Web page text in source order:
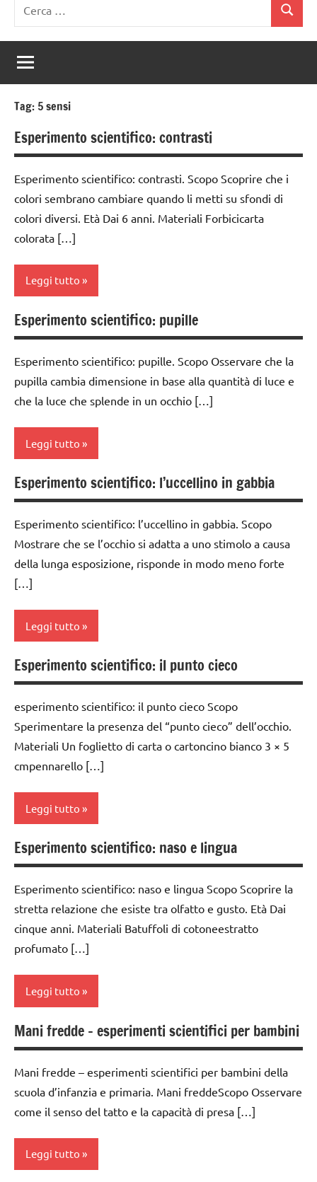
per:
Cerca
Tag: 5 sensi
Esperimento scientifico: contrasti
Esperimento scientifico: contrasti. Scopo Scoprire che i
colori sembrano cambiare quando li metti su sfondi di
colori diversi. Età Dai 6 anni. Materiali Forbicicarta
colorata […]
Leggi tutto
classe
2a
classe
3a
4a
classe
classi
dai
6
anni
E ATTIVITA'
STEM
ESPERIMENTI
SCIENTIFICI
GUIDA
DIDATTICA
MONTESSORI
SCIENZE
scienze:
fisica e
chimica
TUTTI GLI
PER ETA'
TUTTI GLI
ARTICOLI
Esperimento scientifico: pupille
Esperimento scientifico: pupille. Scopo Osservare che la
pupilla cambia dimensione in base alla quantità di luce e
che la luce che splende in un occhio […]
Leggi tutto
classe
3a
classe
4a
5a
E ATTIVITA'
ESPERIMENTI
GUIDA
scienze:
fisica e
chimica
TUTTI GLI
ARGOMENTI
PER ETA'
TUTTI GLI
ARTICOLI
Esperimento scientifico: l’uccellino in gabbia
Esperimento scientifico: l’uccellino in gabbia. Scopo
Mostrare che se l’occhio si adatta a uno stimolo a causa
della lunga esposizione, risponde in modo meno forte
[…]
Leggi tutto
BIOLOGIA
MONTESSORI
classe
3a
E ATTIVITA'
STEM
ESPERIMENTI
SCIENZE
TUTTI GLI
ARGOMENTI
TUTTI GLI
Esperimento scientifico: il punto cieco
esperimento scientifico: il punto cieco Scopo
Sperimentare la presenza del “punto cieco” dell’occhio.
Materiali Un foglietto di carta o cartoncino bianco 3 × 5
cmpennarello […]
Leggi tutto
classe
3a
ESPERIMENTI
E ATTIVITA'
STEM
ESPERIMENTI
SCIENTIFICI
GUIDA
MONTESSORI
scienze:
TUTTI GLI
ARGOMENTI
Esperimento scientifico: naso e lingua
Esperimento scientifico: naso e lingua Scopo Scoprire la
stretta relazione che esiste tra olfatto e gusto. Età Dai
cinque anni. Materiali Batuffoli di cotoneestratto
profumato […]
Leggi tutto
classe
1a
classe
2a
3a
Mani fredde – esperimenti scientifici per bambini
Mani fredde – esperimenti scientifici per bambini della
scuola d’infanzia e primaria. Mani freddeScopo Osservare
come il senso del tatto e la capacità di presa […]
Leggi tutto